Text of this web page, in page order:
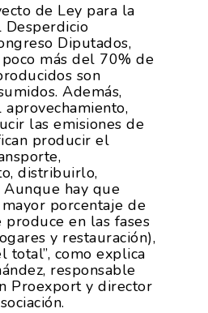
de Ley para la
Desperdicio
Diputados,
más del 70% de
son
Además,
las emisiones de
producir el
distribuirlo,
hay que
porcentaje de
produce en las fases
y restauración),
total”, como explica
responsable
Proexport y director